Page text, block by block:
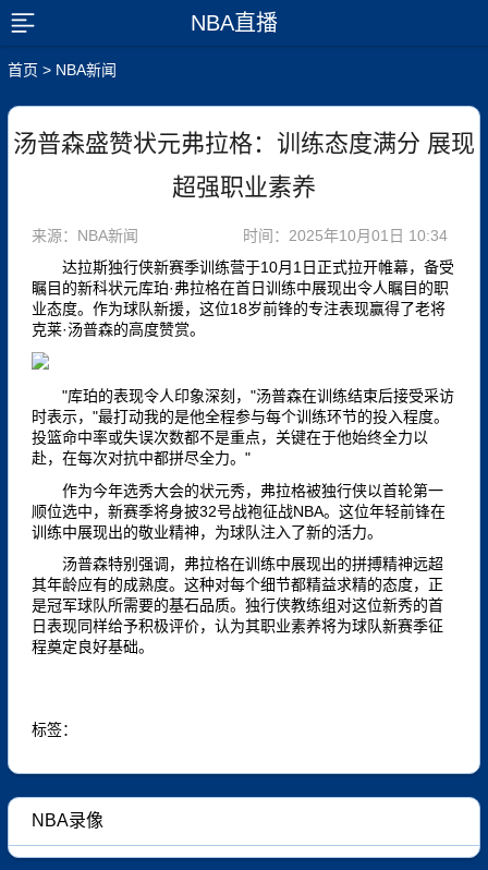
NBA直播
首页 > NBA新闻
汤普森盛赞状元弗拉格：训练态度满分 展现
超强职业素养
来源：NBA新闻
时间：2025年10月01日 10:34
达拉斯独行侠新赛季训练营于10月1日正式拉开帷幕，备受
瞩目的新科状元库珀·弗拉格在首日训练中展现出令人瞩目的职
业态度。作为球队新援，这位18岁前锋的专注表现赢得了老将
克莱·汤普森的高度赞赏。
"库珀的表现令人印象深刻，"汤普森在训练结束后接受采访
时表示，"最打动我的是他全程参与每个训练环节的投入程度。
投篮命中率或失误次数都不是重点，关键在于他始终全力以
赴，在每次对抗中都拼尽全力。"
作为今年选秀大会的状元秀，弗拉格被独行侠以首轮第一
顺位选中，新赛季将身披32号战袍征战NBA。这位年轻前锋在
训练中展现出的敬业精神，为球队注入了新的活力。
汤普森特别强调，弗拉格在训练中展现出的拼搏精神远超
其年龄应有的成熟度。这种对每个细节都精益求精的态度，正
是冠军球队所需要的基石品质。独行侠教练组对这位新秀的首
日表现同样给予积极评价，认为其职业素养将为球队新赛季征
程奠定良好基础。
标签：
NBA录像